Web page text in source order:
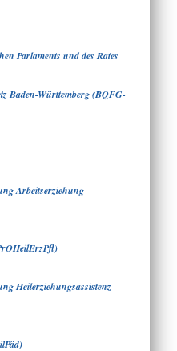
Parlaments und des Rates
Baden-Württemberg (BQFG-
Arbeitserziehung
)
Heilerziehungsassistenz